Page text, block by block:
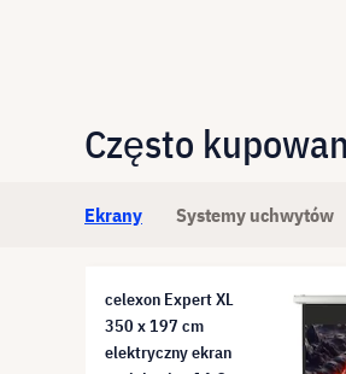
Często
Ekrany Systemy uchwytów
celexon Expert XL
350 x 197 cm
elektryczny ekran